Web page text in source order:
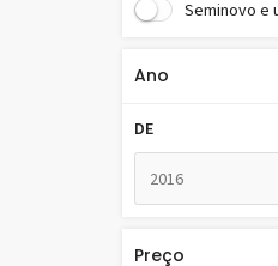
Seminovo e
Ano
DE
2016
Preço